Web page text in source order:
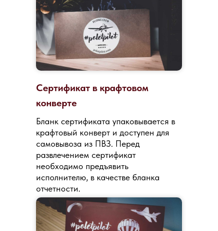
Сертификат в крафтовом
конверте
Бланк сертификата упаковывается в
крафтовый конверт и доступен для
самовывоза из ПВЗ. Перед
развлечением сертификат
необходимо предъявить
исполнителю, в качестве бланка
отчетности.